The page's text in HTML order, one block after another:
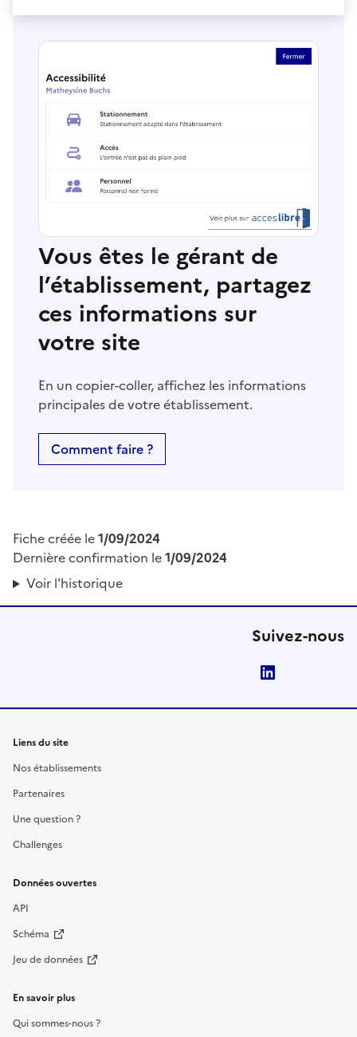
Vous êtes le gérant de
l’établissement, partagez
ces informations sur
votre site
En un copier-coller, affichez les informations
principales de votre établissement.
Comment faire ?
Fiche créée le1/09/2024
Dernière confirmation le1/09/2024
Voir l'historique
Suivez-nous
Liens du site
Nos établissements
Partenaires
Une question ?
Challenges
Données ouvertes
API
Schéma
Jeu de données
En savoir plus
Qui sommes-nous ?